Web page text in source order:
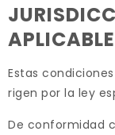
Estas
rigen por la ley
De conformidad